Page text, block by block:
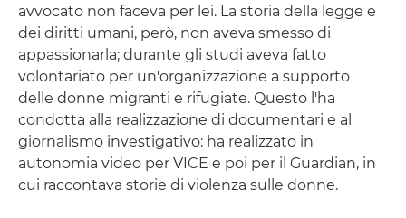
avvocato non faceva per lei. La storia della legge e
dei diritti umani, però, non aveva smesso di
appassionarla; durante gli studi aveva fatto
volontariato per un'organizzazione a supporto
delle donne migranti e rifugiate. Questo l'ha
condotta alla realizzazione di documentari e al
giornalismo investigativo: ha realizzato in
autonomia video per VICE e poi per il Guardian, in
cui raccontava storie di violenza sulle donne.